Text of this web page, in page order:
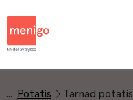
Potatis Tärnad potatis